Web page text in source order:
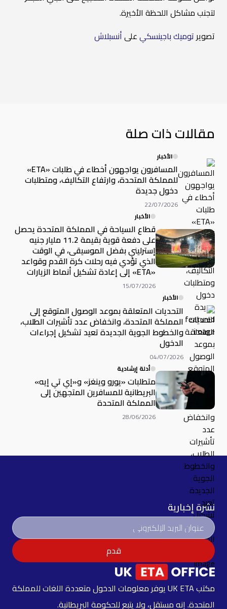
لتجنب مشاكل اللحظة الأخيرة.
تصويرتوميك باجينسكيعلىأنسبلاش
مقالات ذات صلة
الأخبار
المسافرون يواجهون أخطاء في طلبات «ETA»
للمملكة المتحدة، وارتفاع التكاليف، ومتطلبات
دخول جديدة
22/07/2026
الأخبار
قطاع السياحة في المملكة المتحدة يحصل
على دفعة قوية بقيمة 11.2 مليار جنيه
إسترليني بفضل الموسيقى، في الوقت
الذي تؤدي فيه رحلات كرة القدم وقواعد
«ETA» إلى إعادة تشكيل أنماط الزيارات
15/07/2026
الأخبار
التحديات المتعلقة بموعد الوصول المتوقع إلى
المملكة المتحدة، وانخفاض عدد تأشيرات الطلاب،
والخطوط الجوية الجديدة تعيد تشكيل إجراءات
الدخول
04/07/2026
أدلة إرشادية
متطلبات «يورو وينغز» و«إي تي إيه»
البريطانية للمسافرين المتجهين إلى
المملكة المتحدة
28/06/2026
نشرة إخبارية
قدم
مكتب UK ETA يوفر معلومات الدخول متعددة اللغات للمملكة
المتحدة. إنه مستقل، ولا يتبع للحكومة البريطانية.